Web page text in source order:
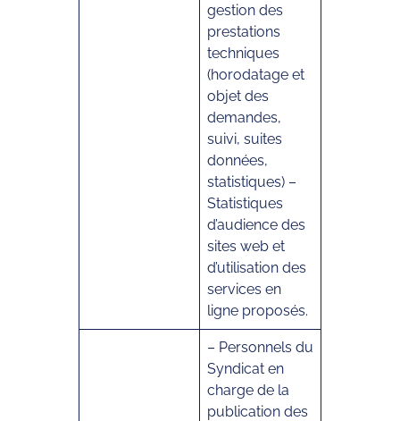
gestion des
prestations
techniques
(horodatage et
objet des
demandes,
suivi, suites
données,
statistiques) –
Statistiques
d’audience des
sites web et
d’utilisation des
services en
ligne proposés.
– Personnels du
Syndicat en
charge de la
publication des